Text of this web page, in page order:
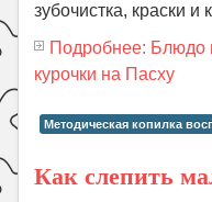
зубочистка, краски и
Подробнее: Блюдо
курочки на Пасху
Методическая копилка
Как слепить